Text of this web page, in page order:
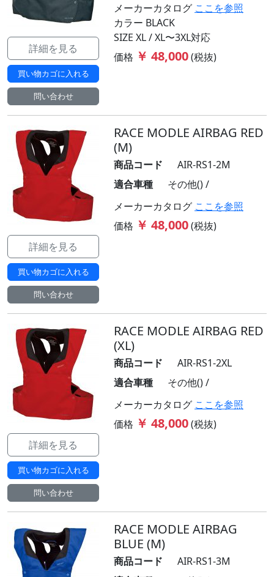
詳細を見る
買い物カゴに入れる
問い合わせ
メーカーカタログ ここを参照
カラー BLACK
SIZE XL / XL〜3XL対応
価格 ￥ 48,000(税抜)
詳細を見る
買い物カゴに入れる
問い合わせ
RACE MODLE AIRBAG RED
(M)
商品コード
AIR-RS1-2M
適合車種
その他() /
メーカーカタログ ここを参照
価格 ￥ 48,000(税抜)
詳細を見る
買い物カゴに入れる
問い合わせ
RACE MODLE AIRBAG RED
(XL)
商品コード
AIR-RS1-2XL
適合車種
その他() /
メーカーカタログ ここを参照
価格 ￥ 48,000(税抜)
RACE MODLE AIRBAG
BLUE (M)
商品コード
AIR-RS1-3M